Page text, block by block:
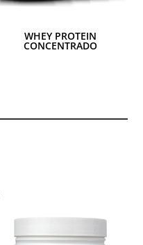
WHEY PROTEIN
CONCENTRADO